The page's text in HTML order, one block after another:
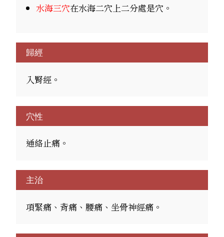
水海三穴在水海二穴上二分處是穴。
歸經
入腎經。
穴性
通絡止痛。
主治
項緊痛、背痛、腰痛、坐骨神經痛。